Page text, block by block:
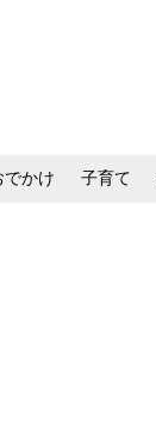
でかけ 子育て